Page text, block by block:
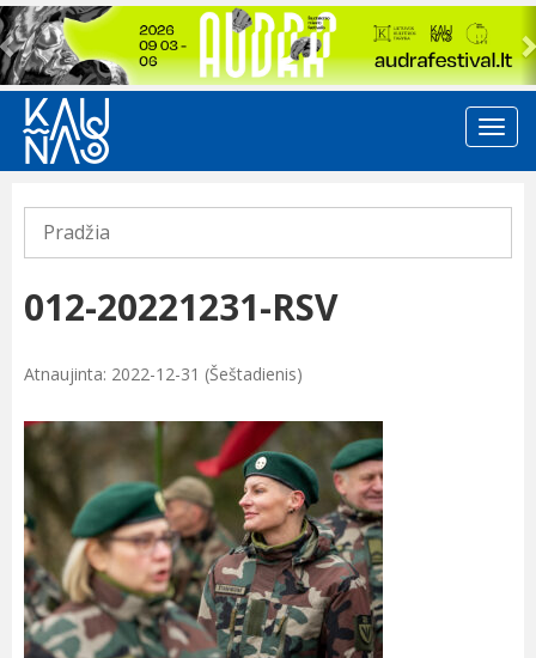
Previous
Pradžia
012-20221231-RSV
Atnaujinta: 2022-12-31 (Šeštadienis)